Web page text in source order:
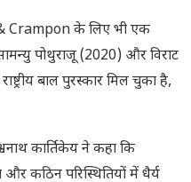
Crampon के लिए भी एक
पोथुराजू (2020) और विराट
बाल पुरस्कार मिल चुका है,
कार्तिकेय ने कहा कि
और कठिन परिस्थितियों में धैर्य